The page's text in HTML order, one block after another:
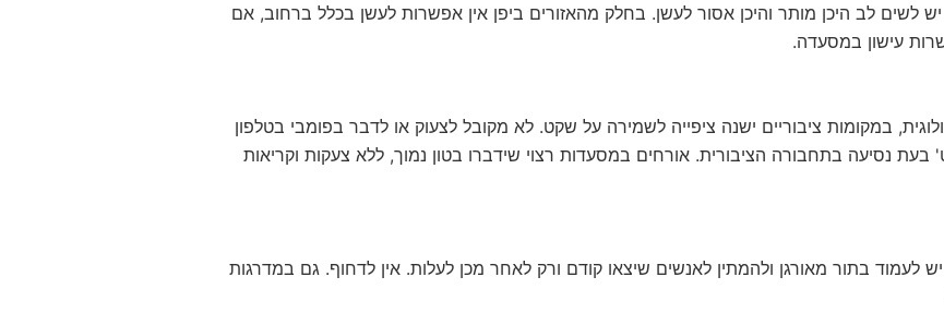
יש לשים לב היכן מותר והיכן אסור לעשן. בחלק מהאזורים ביפן אין אפשרות לעשן בכלל ברחוב, אם
עישון במסעדה.
במקומות ציבוריים ישנה ציפייה לשמירה על שקט. לא מקובל לצעוק או לדבר בפומבי בטלפון
בעת נסיעה בתחבורה הציבורית. אורחים במסעדות רצוי שידברו בטון נמוך, ללא צעקות וקריאות
לעמוד בתור מאורגן ולהמתין לאנשים שיצאו קודם ורק לאחר מכן לעלות. אין לדחוף. גם במדרגות